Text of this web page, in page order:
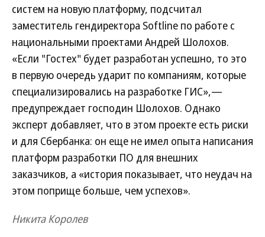
систем на новую платформу, подсчитал
заместитель гендиректора Softline по работе с
национальными проектами Андрей Шолохов.
«Если "Гостех" будет разработан успешно, то это
в первую очередь ударит по компаниям, которые
специализировались на разработке ГИС»,—
предупреждает господин Шолохов. Однако
эксперт добавляет, что в этом проекте есть риски
и для Сбербанка: он еще не имел опыта написания
платформ разработки ПО для внешних
заказчиков, а «история показывает, что неудач на
этом поприще больше, чем успехов».
Никита Королев